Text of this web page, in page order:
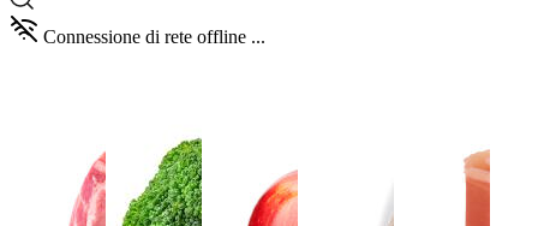
Connessione di rete offline ...